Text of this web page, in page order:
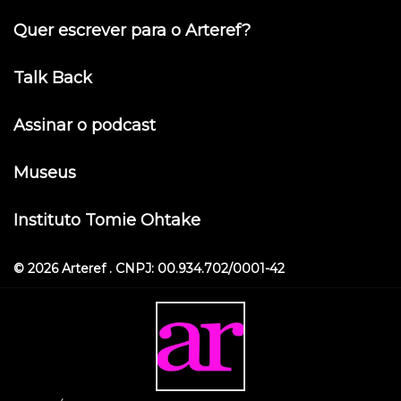
Quer escrever para o Arteref?
Talk Back
Assinar o podcast
Museus
Instituto Tomie Ohtake
© 2026 Arteref . CNPJ: 00.934.702/0001-42